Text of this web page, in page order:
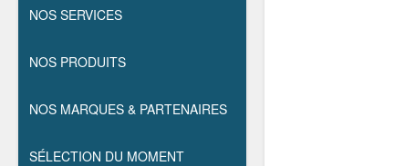
NOS SERVICES
NOS PRODUITS
NOS MARQUES & PARTENAIRES
SÉLECTION DU MOMENT